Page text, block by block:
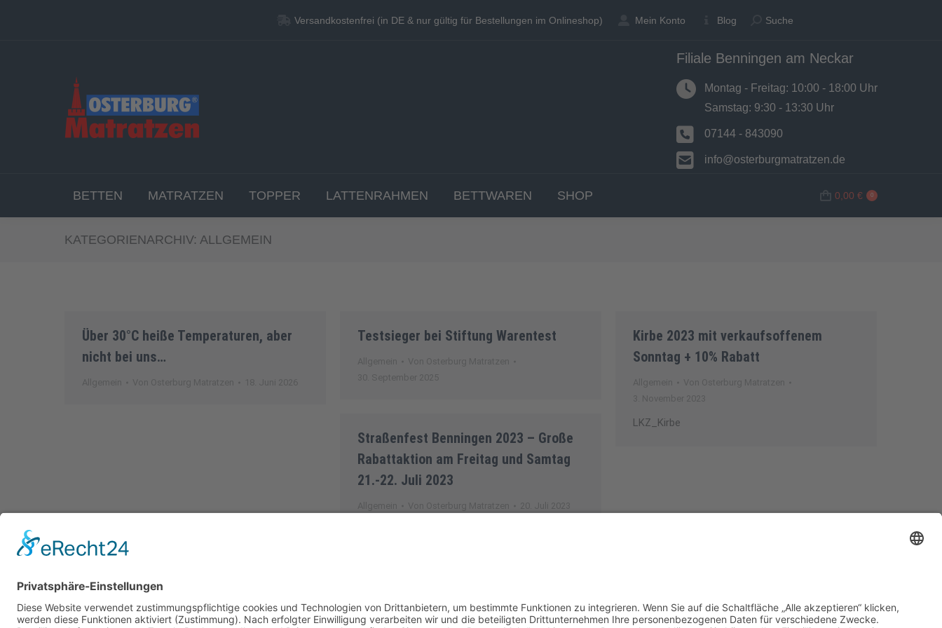
Versandkostenfrei (in DE & nur gültig für Bestellungen im Onlineshop) Mein Konto Blog Suche:
Suche
Filiale Benningen am Neckar
Montag - Freitag: 10:00 - 18:00 Uhr
Samstag: 9:30 - 13:30 Uhr
07144 - 843090
info@osterburgmatratzen.de
BETTEN MATRATZEN TOPPER LATTENRAHMEN BETTWAREN SHOP 0,00 € 0
KATEGORIENARCHIV: ALLGEMEIN
Über 30°C heiße Temperaturen, aber
nicht bei uns…
Testsieger bei Stiftung Warentest
Kirbe 2023 mit verkaufsoffenem
Sonntag + 10% Rabatt
LKZ_Kirbe
Straßenfest Benningen 2023 – Große
Rabattaktion am Freitag und Samtag
21.-22. Juli 2023
Allgemein Von Osterburg Matratzen 20. Juli 2023
© Osterburg Matratzen 2020. Alle Rechte vorbehalten. Impressum AGB & Kundeninfo Datenschutzerklärung Barrierefreiheitserklärung
Versandkostenfrei (in DE & nur gültig für Bestellungen im Onlineshop) Mein Konto Blog Suche:
Suche
BETTWAREN SHOP 0,00